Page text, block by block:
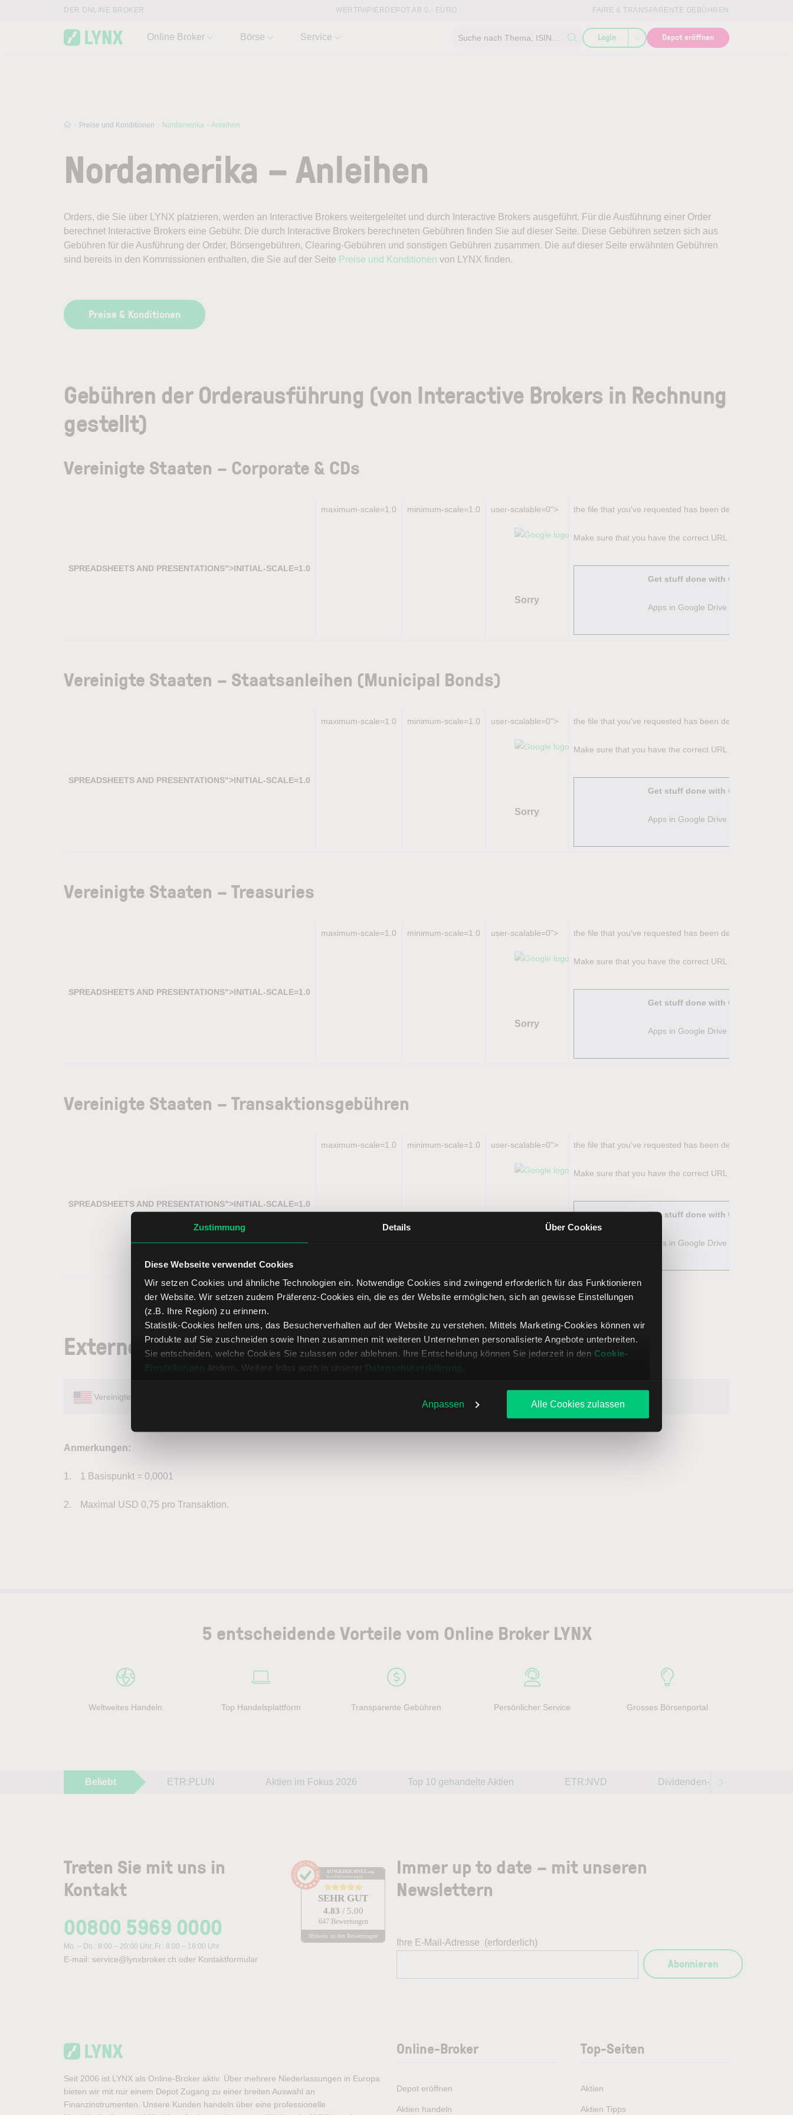
Zustimmung Details Über Cookies
Diese Webseite verwendet Cookies
Wir setzen Cookies und ähnliche Technologien ein. Notwendige Cookies sind zwingend erforderlich für das Funktionieren
der Website. Wir setzen zudem Präferenz-Cookies ein, die es der Website ermöglichen, sich an gewisse Einstellungen
(z.B. Ihre Region) zu erinnern.
Statistik-Cookies helfen uns, das Besucherverhalten auf der Website zu verstehen. Mittels Marketing-Cookies können wir
Produkte auf Sie zuschneiden sowie Ihnen zusammen mit weiteren Unternehmen personalisierte Angebote unterbreiten.
Sie entscheiden, welche Cookies Sie zulassen oder ablehnen. Ihre Entscheidung können Sie jederzeit in den Cookie-
Einstellungen
ändern. Weitere Infos auch in unserer Datenschutzerklärung
Anpassen Alle Cookies zulassen
Skip to main contentDER ONLINE BROKER WERTPAPIERDEPOT AB 0,- EURO FAIRE & TRANSPARENTE GEBÜHREN
Online Broker Börse Service Suche nach Thema, ISIN... Login Depot eröffnen
Preise und Konditionen Nordamerika – Anleihen
Nordamerika – Anleihen
Orders, die Sie über LYNX platzieren, werden an Interactive Brokers weitergeleitet und durch Interactive Brokers ausgeführt. Für die Ausführung einer Order
berechnet Interactive Brokers eine Gebühr. Die durch Interactive Brokers berechneten Gebühren finden Sie auf dieser Seite. Diese Gebühren setzen sich aus
Gebühren für die Ausführung der Order, Börsengebühren, Clearing-Gebühren und sonstigen Gebühren zusammen. Die auf dieser Seite erwähnten Gebühren
sind bereits in den Kommissionen enthalten, die Sie auf der Seite Preise und Konditionen von LYNX finden.
Preise & Konditionen
Gebühren der Orderausführung (von Interactive Brokers in Rechnung
gestellt)
Vereinigte Staaten – Corporate & CDs
SPREADSHEETS AND PRESENTATIONS">INITIAL-SCALE=1.0
maximum-scale=1.0 minimum-scale=1.0 user-scalable=0">
Sorry
the file that you've requested has been deleted.
Make sure that you have the correct URL and that the
Get stuff done with Google Drive
Apps in Google Drive make it easy to
Vereinigte Staaten – Staatsanleihen (Municipal Bonds)
SPREADSHEETS AND PRESENTATIONS">INITIAL-SCALE=1.0
maximum-scale=1.0 minimum-scale=1.0 user-scalable=0">
Sorry
the file that you've requested has been deleted.
Make sure that you have the correct URL and that the
Get stuff done with Google Drive
Apps in Google Drive make it easy to
Vereinigte Staaten – Treasuries
SPREADSHEETS AND PRESENTATIONS">INITIAL-SCALE=1.0
maximum-scale=1.0 minimum-scale=1.0 user-scalable=0">
Sorry
the file that you've requested has been deleted.
Make sure that you have the correct URL and that the
Get stuff done with Google Drive
Apps in Google Drive make it easy to
Vereinigte Staaten – Transaktionsgebühren
SPREADSHEETS AND PRESENTATIONS">INITIAL-SCALE=1.0
maximum-scale=1.0 minimum-scale=1.0 user-scalable=0"> the file that you've requested has been deleted.
Make sure that you have the correct URL and that the
Get stuff done with Google Drive
Apps in Google Drive make it easy to
Externe Gebühren (Börsengebühren, Clearing-Gebühren etc.)
Vereinigte Staaten
Anmerkungen:
1 Basispunkt = 0,0001
Maximal USD 0,75 pro Transaktion.
5 entscheidende Vorteile vom Online Broker LYNX
Weltweites Handeln Top Handelsplattform Transparente Gebühren Persönlicher Service Grosses Börsenportal
Beliebt ETR:PLUN Aktien im Fokus 2026 Top 10 gehandelte Aktien ETR:NVD Dividenden-Aktien weltweit
Treten Sie mit uns in
Kontakt
00800 5969 0000
Mo. – Do.: 8:00 – 20:00 Uhr, Fr.: 8:00 – 18:00 Uhr
E-mail: service@lynxbroker.ch oder Kontaktformular
AUSGEZEICHNET.org
Kundenbewertungen
SEHR GUT
4.83 / 5.00
647 Bewertungen
Hinweis zu den Bewertungen
Immer up to date – mit unseren
Newslettern
Ihre E-Mail-Adresse (erforderlich)
Abonnieren
Seit 2006 ist LYNX als Online-Broker aktiv. Über mehrere Niederlassungen in Europa
bieten wir mit nur einem Depot Zugang zu einer breiten Auswahl an
Finanzinstrumenten. Unsere Kunden handeln über eine professionelle
Online-Broker
Depot eröffnen
Aktien handeln
Top-Seiten
Aktien
Aktien Tipps